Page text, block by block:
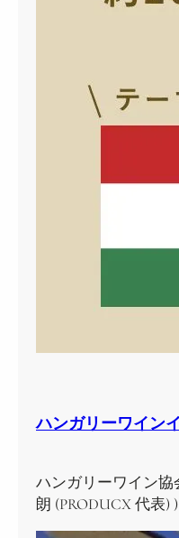
ハンガリーワイン
ハンガリーワイン協
朗 (PRODUCX 代表)